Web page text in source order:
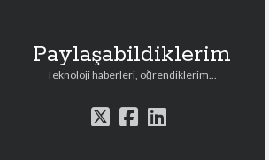
Paylaşabildiklerim
Teknoloji haberleri, öğrendiklerim...
t
f
l